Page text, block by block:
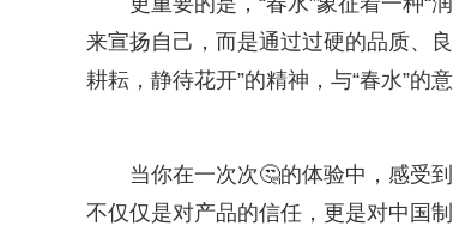
来宣扬自己，而是通过过硬的品质、
耕耘，静待花开”的精神，与“春水”的
当你在一次次🤔的体验中，感受
不仅仅是对产品的信任，更是对中国